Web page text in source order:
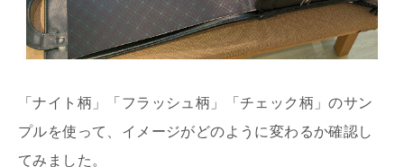
「ナイト柄」「フラッシュ柄」「チェック柄」のサン
プルを使って、イメージがどのように変わるか確認し
てみました。